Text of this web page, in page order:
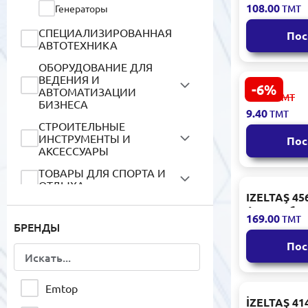
Генераторы
СПЕЦИАЛИЗИРОВАННАЯ
АВТОТЕХНИКА
ОБОРУДОВАНИЕ ДЛЯ
ВЕДЕНИЯ И
АВТОМАТИЗАЦИИ
БИЗНЕСА
СТРОИТЕЛЬНЫЕ
ИНСТРУМЕНТЫ И
АКСЕССУАРЫ
ТОВАРЫ ДЛЯ СПОРТА И
ОТДЫХА
ТОВАРЫ ДЛЯ ДОМА И
КРАСОТА И УХОД
МЕДИЦИНСКАЯ ТЕХНИКА И
БРЕНДЫ
Emtop
108.00ТМТ
-6%
Emtop
100В~500В
10.10ТМТ
9.40ТМТ
IZELTAŞ
прямой
169.00ТМТ
İZELTAŞ